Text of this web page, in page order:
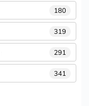
180
319
291
341